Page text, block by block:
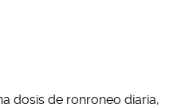
dosis de ronroneo diaria,